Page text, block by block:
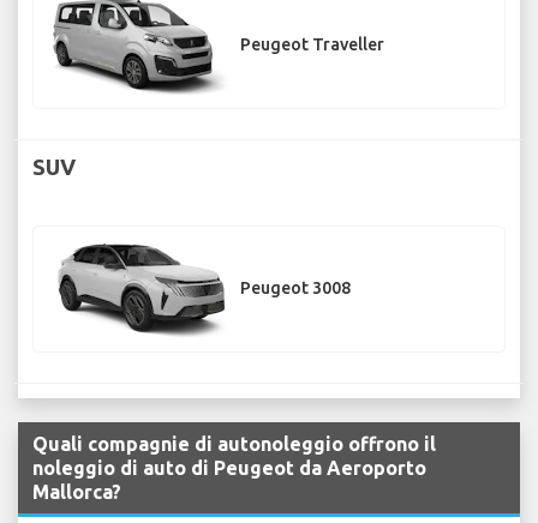
Peugeot Traveller
SUV
Peugeot 3008
Quali compagnie di autonoleggio offrono il
noleggio di auto di Peugeot da Aeroporto
Mallorca?